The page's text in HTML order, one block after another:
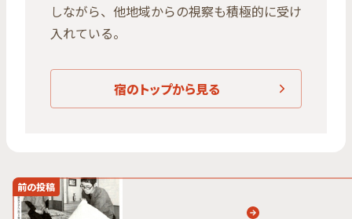
しながら、他地域からの視察も積極的に受け
入れている。
宿のトップから見る
前の投稿